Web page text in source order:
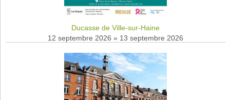
Ducasse de Ville-sur-Haine
12 septembre 2026 » 13 septembre 2026